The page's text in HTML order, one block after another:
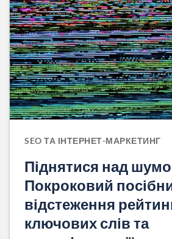
SEO ТА ІНТЕРНЕТ-МАРКЕТИНГ
Піднятися над
Покроковий
відстеження
ключових слів та